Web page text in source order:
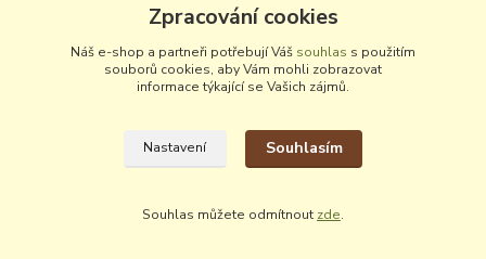
Zákaznická podpora Vinobal
+420 518 372 265
(Po-Pá, 7-15 hod.)
Zpracování cookies
Náš e-shop a partneři potřebují Váš souhlas s použitím
souborů cookies, aby Vám mohli zobrazovat
informace týkající se Vašich zájmů.
Nastavení Souhlasím
Souhlas můžete odmítnout zde.